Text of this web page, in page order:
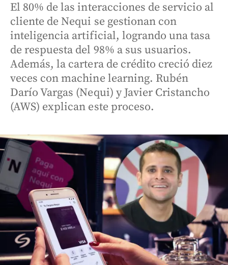
El 80% de las interacciones de servicio al
cliente de Nequi se gestionan con
inteligencia artificial, logrando una tasa
de respuesta del 98% a sus usuarios.
Además, la cartera de crédito creció diez
veces con machine learning. Rubén
Darío Vargas (Nequi) y Javier Cristancho
(AWS) explican este proceso.